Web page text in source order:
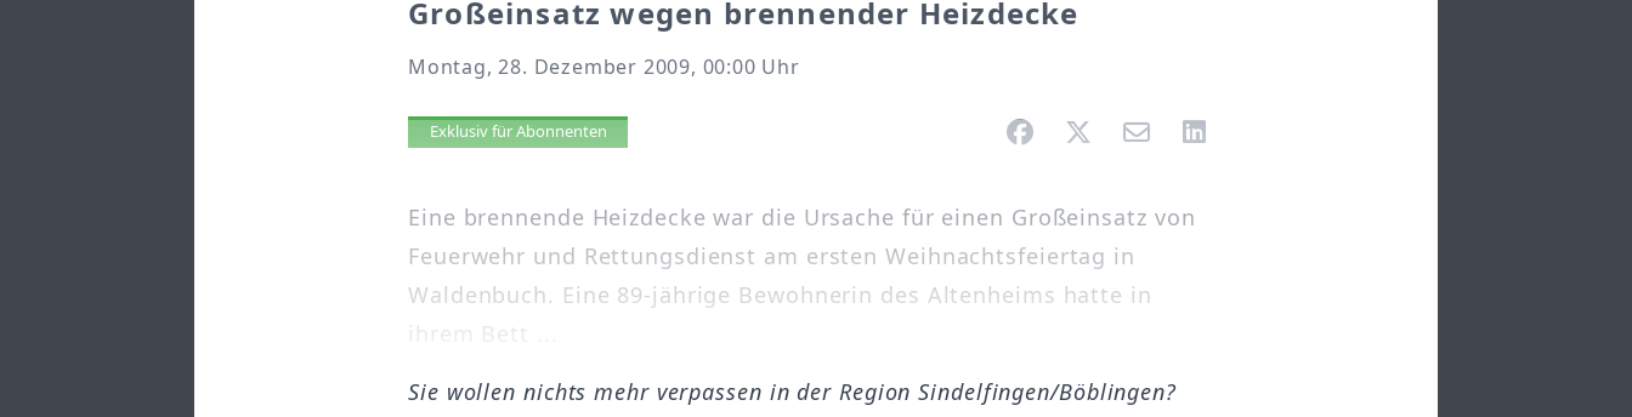
Großeinsatz wegen brennender Heizdecke
Montag, 28. Dezember 2009, 00:00 Uhr
Artikel vorlesen
Exklusiv für Abonnenten
Eine brennende Heizdecke war die Ursache für einen Großeinsatz von
Feuerwehr und Rettungsdienst am ersten Weihnachtsfeiertag in
Waldenbuch. Eine 89-jährige Bewohnerin des Altenheims hatte in
ihrem Bett ...
Sie wollen nichts mehr verpassen in der Region Sindelfingen/Böblingen?